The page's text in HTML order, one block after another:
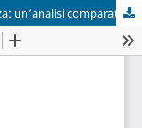
I droni umanitari nei contesti di emergenza: un’analisi comparata a partire dal caso ucraino